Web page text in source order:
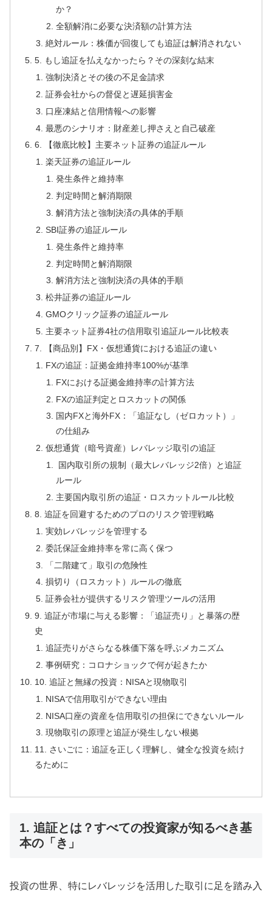
か？
全額解消に必要な決済額の計算方法
絶対ルール：株価が回復しても追証は解消されない
5. もし追証を払えなかったら？その深刻な結末
強制決済とその後の不足金請求
証券会社からの督促と遅延損害金
口座凍結と信用情報への影響
最悪のシナリオ：財産差し押さえと自己破産
6. 【徹底比較】主要ネット証券の追証ルール
楽天証券の追証ルール
発生条件と維持率
判定時間と解消期限
解消方法と強制決済の具体的手順
SBI証券の追証ルール
発生条件と維持率
判定時間と解消期限
解消方法と強制決済の具体的手順
松井証券の追証ルール
GMOクリック証券の追証ルール
主要ネット証券4社の信用取引追証ルール比較表
7. 【商品別】FX・仮想通貨における追証の違い
FXの追証：証拠金維持率100%が基準
FXにおける証拠金維持率の計算方法
FXの追証判定とロスカットの関係
国内FXと海外FX：「追証なし（ゼロカット）」
の仕組み
仮想通貨（暗号資産）レバレッジ取引の追証
国内取引所の規制（最大レバレッジ2倍）と追証
ルール
主要国内取引所の追証・ロスカットルール比較
8. 追証を回避するためのプロのリスク管理戦略
実効レバレッジを管理する
委託保証金維持率を常に高く保つ
「二階建て」取引の危険性
損切り（ロスカット）ルールの徹底
証券会社が提供するリスク管理ツールの活用
9. 追証が市場に与える影響：「追証売り」と暴落の歴
史
追証売りがさらなる株価下落を呼ぶメカニズム
事例研究：コロナショックで何が起きたか
10. 追証と無縁の投資：NISAと現物取引
NISAで信用取引ができない理由
NISA口座の資産を信用取引の担保にできないルール
現物取引の原理と追証が発生しない根拠
11. さいごに：追証を正しく理解し、健全な投資を続け
るために
1. 追証とは？すべての投資家が知るべき基
本の「き」
投資の世界、特にレバレッジを活用した取引に足を踏み入